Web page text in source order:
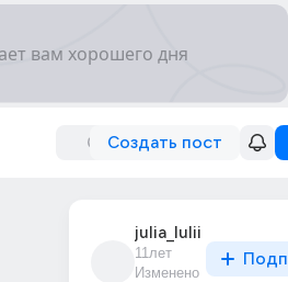
Создать пост
julia_lulii
11лет
Изменено